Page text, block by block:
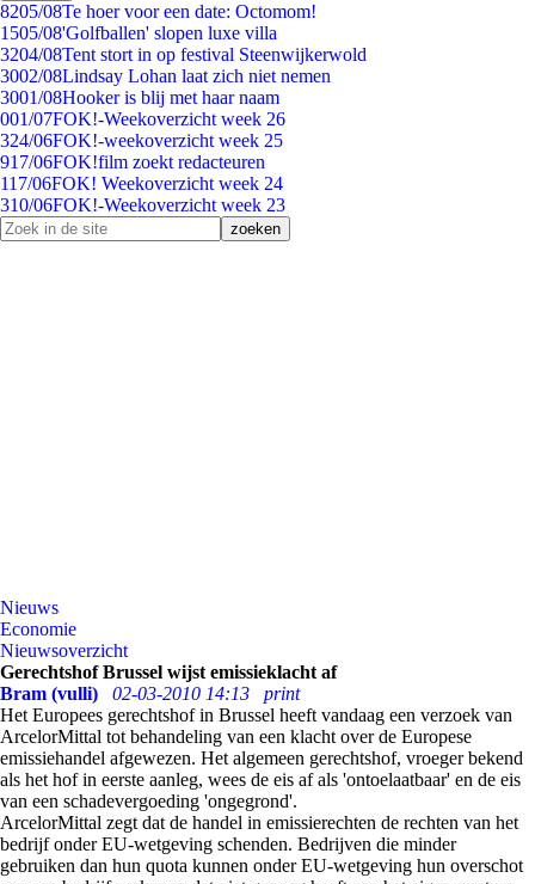
8205/08Te hoer voor een date: Octomom!
1505/08'Golfballen' slopen luxe villa
3204/08Tent stort in op festival Steenwijkerwold
3002/08Lindsay Lohan laat zich niet nemen
3001/08Hooker is blij met haar naam
001/07FOK!-Weekoverzicht week 26
324/06FOK!-weekoverzicht week 25
917/06FOK!film zoekt redacteuren
117/06FOK! Weekoverzicht week 24
310/06FOK!-Weekoverzicht week 23
Nieuws
Economie
Nieuwsoverzicht
Gerechtshof Brussel wijst emissieklacht af
Bram (vulli)
02-03-2010 14:13
print
Het Europees gerechtshof in Brussel heeft vandaag een verzoek van
ArcelorMittal tot behandeling van een klacht over de Europese
emissiehandel afgewezen. Het algemeen gerechtshof, vroeger bekend
als het hof in eerste aanleg, wees de eis af als 'ontoelaatbaar' en de eis
van een schadevergoeding 'ongegrond'.
ArcelorMittal zegt dat de handel in emissierechten de rechten van het
bedrijf onder EU-wetgeving schenden. Bedrijven die minder
gebruiken dan hun quota kunnen onder EU-wetgeving hun overschot